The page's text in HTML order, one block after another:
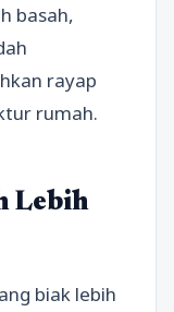
basah,
rayap
rumah.
Lebih
biak lebih